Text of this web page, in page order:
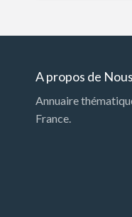
A propos de Nous
Annuaire
France.